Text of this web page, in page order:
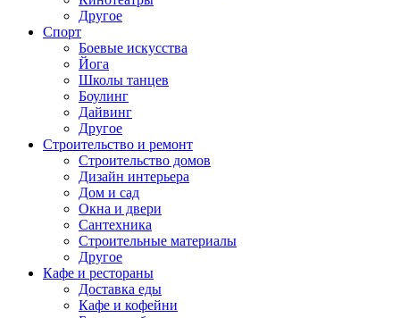
Другое
Спорт
Боевые искусства
Йога
Школы танцев
Боулинг
Дайвинг
Другое
Строительство и ремонт
Строительство домов
Дизайн интерьера
Дом и сад
Окна и двери
Сантехника
Строительные материалы
Другое
Кафе и рестораны
Доставка еды
Кафе и кофейни